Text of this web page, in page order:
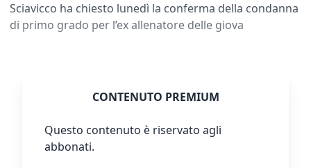
Sciavicco ha chiesto lunedì la conferma della condanna
di primo grado per l’ex allenatore delle giova
CONTENUTO PREMIUM
Questo contenuto è riservato agli
abbonati.